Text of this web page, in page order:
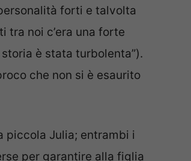
forti e talvolta
tra noi c’era una forte
è stata turbolenta”).
che non si è esaurito
piccola Julia; entrambi i
per garantire alla figlia